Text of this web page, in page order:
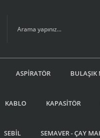
ASPİRATÖR BULAŞIK
KABLO KAPASİTÖR
SEBİL SEMAVER - ÇAY